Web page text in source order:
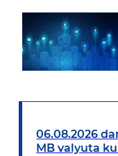
06.08.2026
MB valyuta